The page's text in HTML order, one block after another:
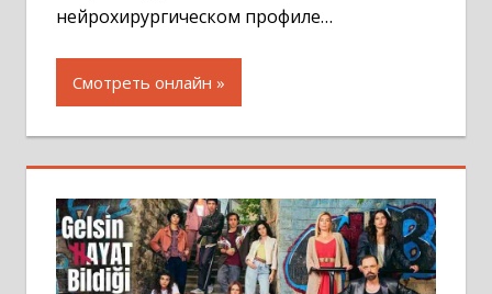
нейрохирургическом профиле…
Смотреть онлайн